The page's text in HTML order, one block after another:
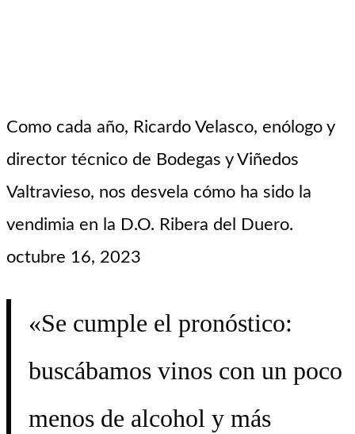
Como cada año, Ricardo Velasco, enólogo y
director técnico de Bodegas y Viñedos
Valtravieso, nos desvela cómo ha sido la
vendimia en la D.O. Ribera del Duero.
octubre 16, 2023
«Se cumple el pronóstico:
buscábamos vinos con un poco
menos de alcohol y más